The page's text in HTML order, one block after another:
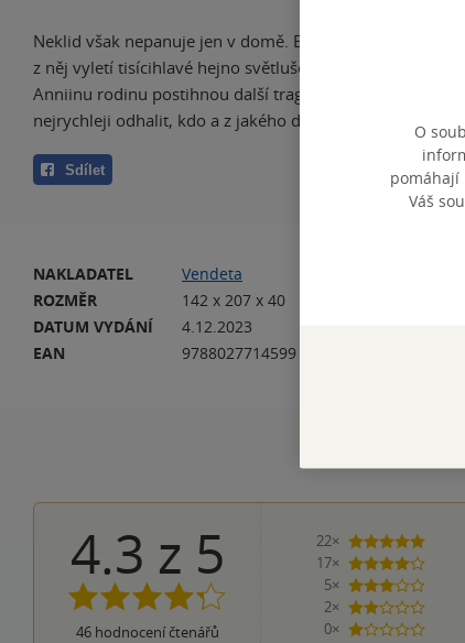
Neklid však nepanuje jen v domě. Blízký les rozeznívají
z něj vyletí tisícihlavé hejno světlušek, jindy zase děsivé
Anniinu rodinu postihnou další tragické události, nezbývá
nejrychleji odhalit, kdo a z jakého důvodu její nejbližší
Sdílet
NAKLADATEL
Vendeta
ROZMĚR
142 x 207 x 40
DATUM VYDÁNÍ
4.12.2023
EAN
9788027714599
4.3 z 5
46hodnocení čtenářů
22×
5
17×
4
5×
3 hvězdičky
2×
2 hvězdičky
0×
1 hvezdička
O
pomáhají
Váš